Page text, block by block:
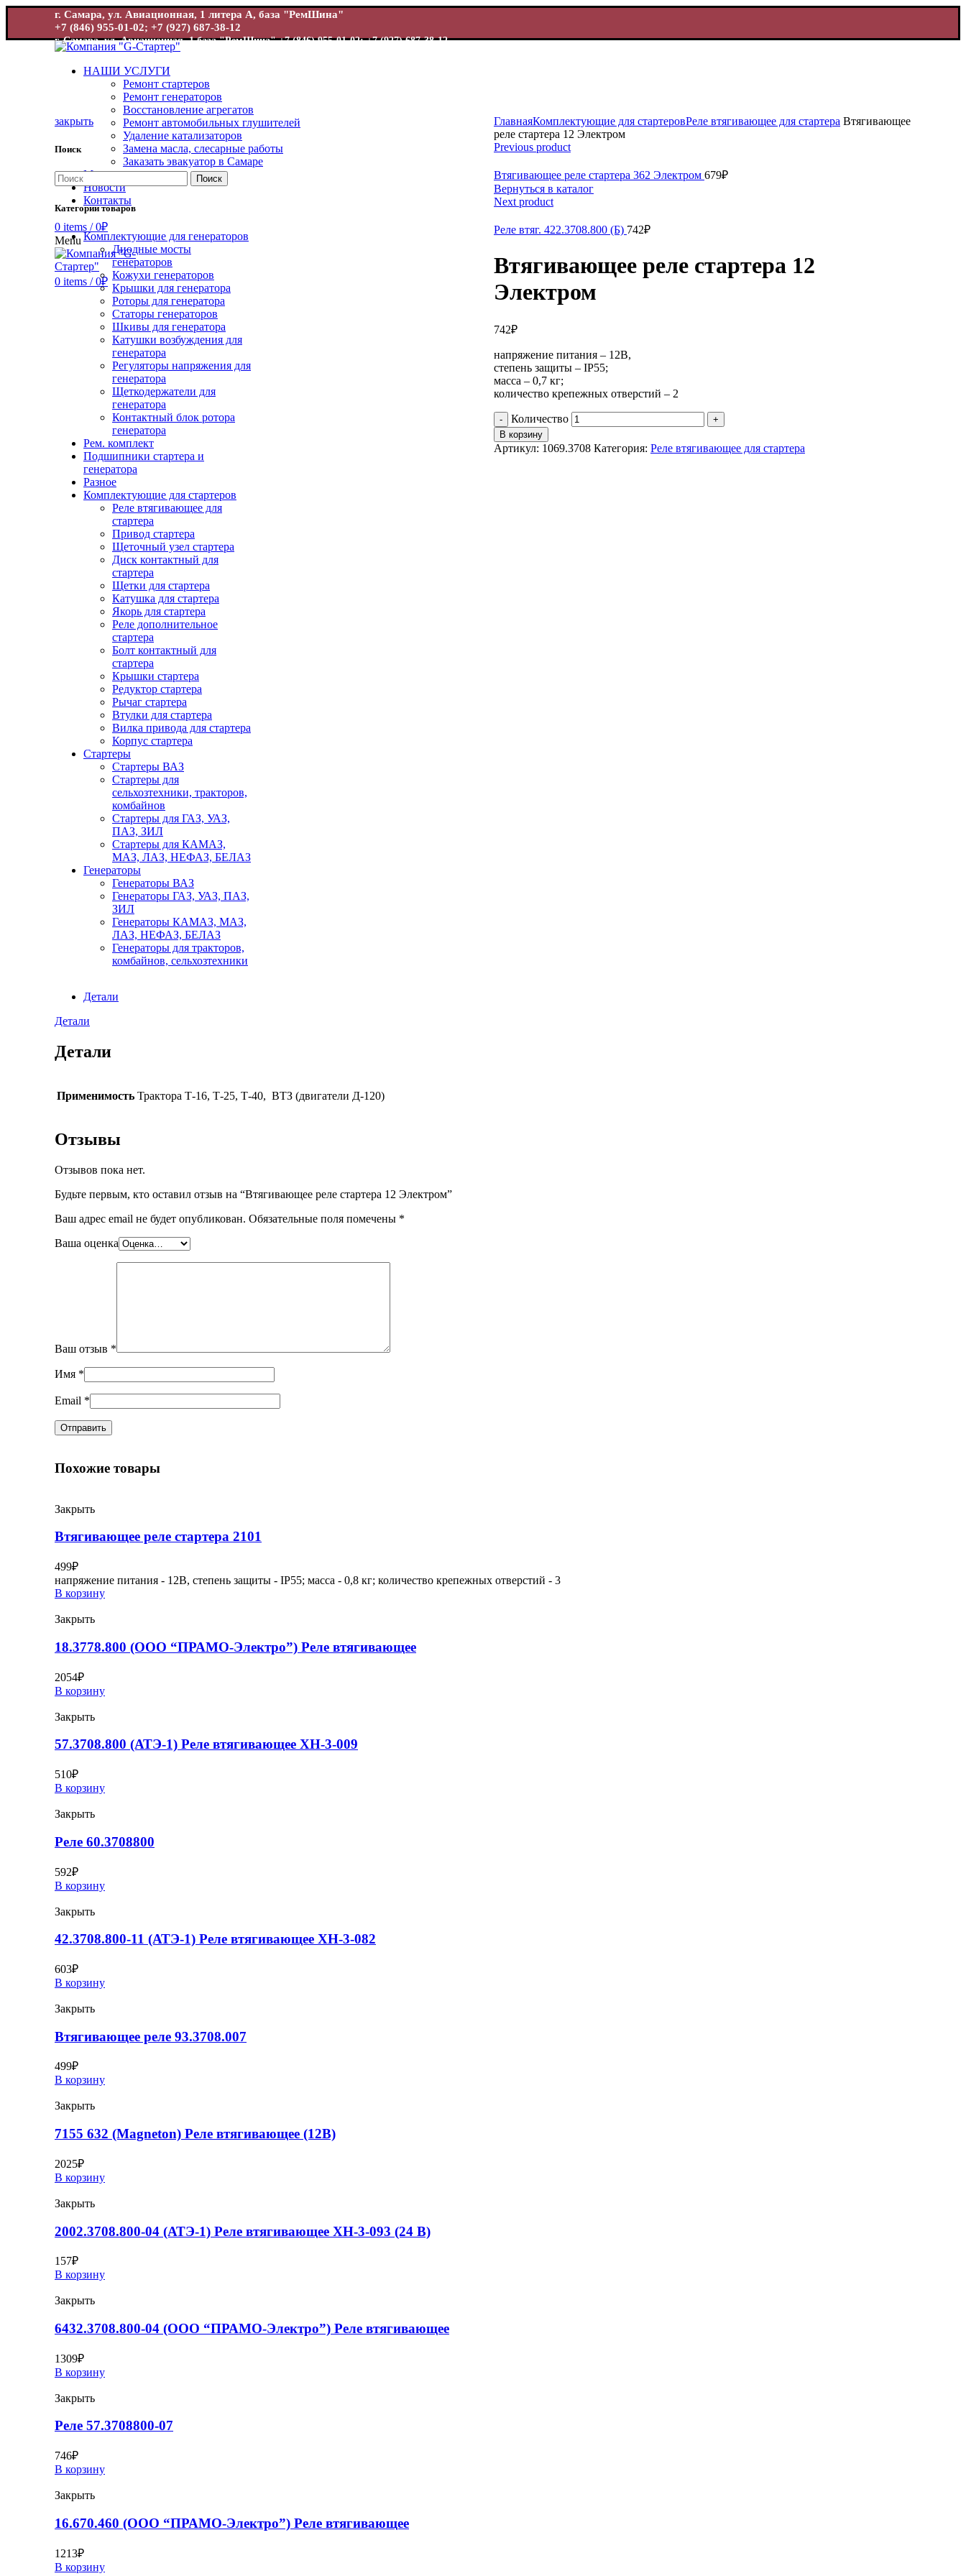
г. Самара, ул. Авиационная, 1 литера А, база "РемШина"
+7 (846) 955-01-02; +7 (927) 687-38-12
г. Самара, ул. Авиационная, 1 база "РемШина" +7 (846) 955-01-02; +7 (927) 687-38-12
НАШИ УСЛУГИ
Ремонт стартеров
Ремонт генераторов
Восстановление агрегатов
Ремонт автомобильных глушителей
Удаление катализаторов
Замена масла, слесарные работы
Заказать эвакуатор в Самаре
Магазин
Новости
Контакты
0 items / 0₽
Menu
0 items / 0₽
Увеличить
ГлавнаяКомплектующие для стартеровРеле втягивающее для стартера Втягивающее
реле стартера 12 Электром
Previous product
Втягивающее реле стартера 362 Электром 679₽
Вернуться в каталог
Next product
Реле втяг. 422.3708.800 (Б) 742₽
Втягивающее реле стартера 12
Электром
742₽
напряжение питания – 12В,
степень защиты – IP55;
масса – 0,7 кг;
количество крепежных отверстий – 2
Количество
В корзину
Артикул: 1069.3708 Категория: Реле втягивающее для стартера
закрыть
Поиск
Поиск
Категории товаров
Комплектующие для генераторов
Диодные мосты
генераторов
Кожухи генераторов
Крышки для генератора
Роторы для генератора
Статоры генераторов
Шкивы для генератора
Катушки возбуждения для
генератора
Регуляторы напряжения для
генератора
Щеткодержатели для
генератора
Контактный блок ротора
генератора
Рем. комплект
Подшипники стартера и
генератора
Разное
Комплектующие для стартеров
Реле втягивающее для
стартера
Привод стартера
Щеточный узел стартера
Диск контактный для
стартера
Щетки для стартера
Катушка для стартера
Якорь для стартера
Реле дополнительное
стартера
Болт контактный для
стартера
Крышки стартера
Редуктор стартера
Рычаг стартера
Втулки для стартера
Вилка привода для стартера
Корпус стартера
Стартеры
Стартеры ВАЗ
Стартеры для
сельхозтехники, тракторов,
комбайнов
Стартеры для ГАЗ, УАЗ,
ПАЗ, ЗИЛ
Стартеры для КАМАЗ,
МАЗ, ЛАЗ, НЕФАЗ, БЕЛАЗ
Генераторы
Генераторы ВАЗ
Генераторы ГАЗ, УАЗ, ПАЗ,
ЗИЛ
Генераторы КАМАЗ, МАЗ,
ЛАЗ, НЕФАЗ, БЕЛАЗ
Генераторы для тракторов,
комбайнов, сельхозтехники
Детали
Детали
Детали
Применимость Трактора Т-16, Т-25, Т-40, ВТЗ (двигатели Д-120)
Отзывы
Отзывов пока нет.
Будьте первым, кто оставил отзыв на “Втягивающее реле стартера 12 Электром”
Ваш адрес email не будет опубликован. Обязательные поля помечены *
Ваша оценка
Ваш отзыв *
Имя *
Email *
Похожие товары
Закрыть
Втягивающее реле стартера 2101
499₽
напряжение питания - 12В, степень защиты - IP55; масса - 0,8 кг; количество крепежных отверстий - 3
В корзину
Закрыть
18.3778.800 (ООО “ПРАМО-Электро”) Реле втягивающее
2054₽
В корзину
Закрыть
57.3708.800 (АТЭ-1) Реле втягивающее XH-3-009
510₽
В корзину
Закрыть
Реле 60.3708800
592₽
В корзину
Закрыть
42.3708.800-11 (АТЭ-1) Реле втягивающее XH-3-082
603₽
В корзину
Закрыть
Втягивающее реле 93.3708.007
499₽
В корзину
Закрыть
7155 632 (Magneton) Реле втягивающее (12В)
2025₽
В корзину
Закрыть
2002.3708.800-04 (АТЭ-1) Реле втягивающее XH-3-093 (24 В)
157₽
В корзину
Закрыть
6432.3708.800-04 (ООО “ПРАМО-Электро”) Реле втягивающее
1309₽
В корзину
Закрыть
Реле 57.3708800-07
746₽
В корзину
Закрыть
16.670.460 (ООО “ПРАМО-Электро”) Реле втягивающее
1213₽
В корзину